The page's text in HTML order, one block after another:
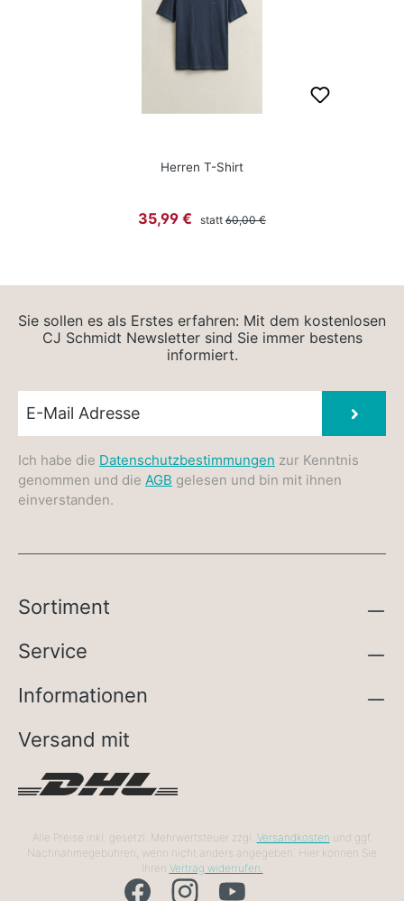
Herren T-Shirt
Verkaufspreis:
35,99 € statt Regulärer Preis:
60,00 €
Sie sollen es als Erstes erfahren: Mit dem kostenlosen
CJ Schmidt Newsletter sind Sie immer bestens
informiert.
Ich habe die Datenschutzbestimmungen zur Kenntnis
genommen und die AGB gelesen und bin mit ihnen
einverstanden.
Sortiment
Service
Informationen
Versand mit
Alle Preise inkl. gesetzl. Mehrwertsteuer zzgl. Versandkosten und ggf.
Nachnahmegebühren, wenn nicht anders angegeben. Hier können Sie
Ihren Vertrag widerrufen.